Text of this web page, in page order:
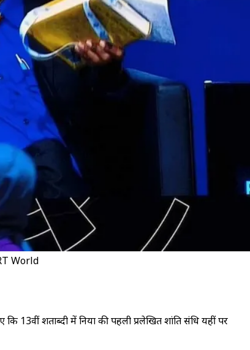
World
13वीं शताब्दी में दुनिया की पहली प्रलेखित शांति संधि यहीं पर